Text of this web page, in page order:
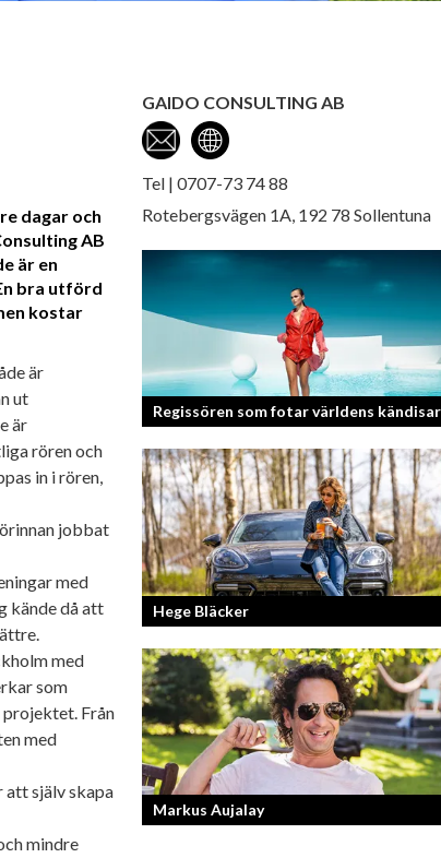
dagar och
AB
är en
bra utförd
kostar
är
ut
är
rören och
in i rören,
jobbat
med
kände då att
med
som
Från
med
själv skapa
mindre
GAIDO CONSULTING AB
Tel | 0707-73 74 88
Rotebergsvägen 1A, 192 78 Sollentuna
Regissören som fotar världens kändisar
Fotografen och regissören Peter Svenson har
en lång meritlista och är ett sant bevis på att
om man tror på sig själv och...
Hege Bläcker
Bilfantast, influencer och en av Lidköpings
mest framgångsrika företagare.
Markus Aujalay